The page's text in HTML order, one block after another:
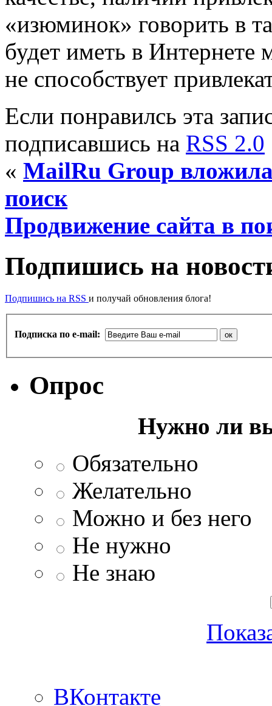
«изюминок» говорить в
будет иметь в Интернете
не способствует
Если понравилсь эта
подписавшись на RSS 2.0
« MailRu Group
поиск
Продвижение сайта в
Подпишись на
Подпишись на RSS и получай обновления блога!
Подписка по e-mail:
Опрос
Нужно ли
Обязательно
Желательно
Можно и без него
Не нужно
Не знаю
ВКонтакте